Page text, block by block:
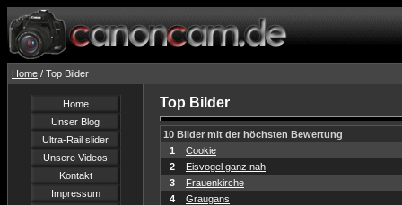
Home / Top Bilder
Home
Unser Blog
Ultra-Rail slider
Unsere Videos
Kontakt
Impressum
Top Bilder
10 Bilder mit der höchsten Bewertung
1
Cookie
2
Eisvogel ganz nah
3
Frauenkirche
4
Graugans